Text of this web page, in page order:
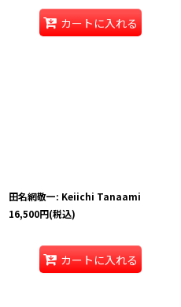
カートに入れる
田名網敬一: Keiichi Tanaami
16,500円(税込)
カートに入れる